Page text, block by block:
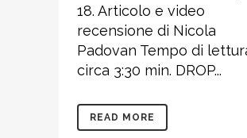
18. Articolo e video
recensione di Nicola
Padovan Tempo di
circa 3:30 min. DROP...
READ MORE